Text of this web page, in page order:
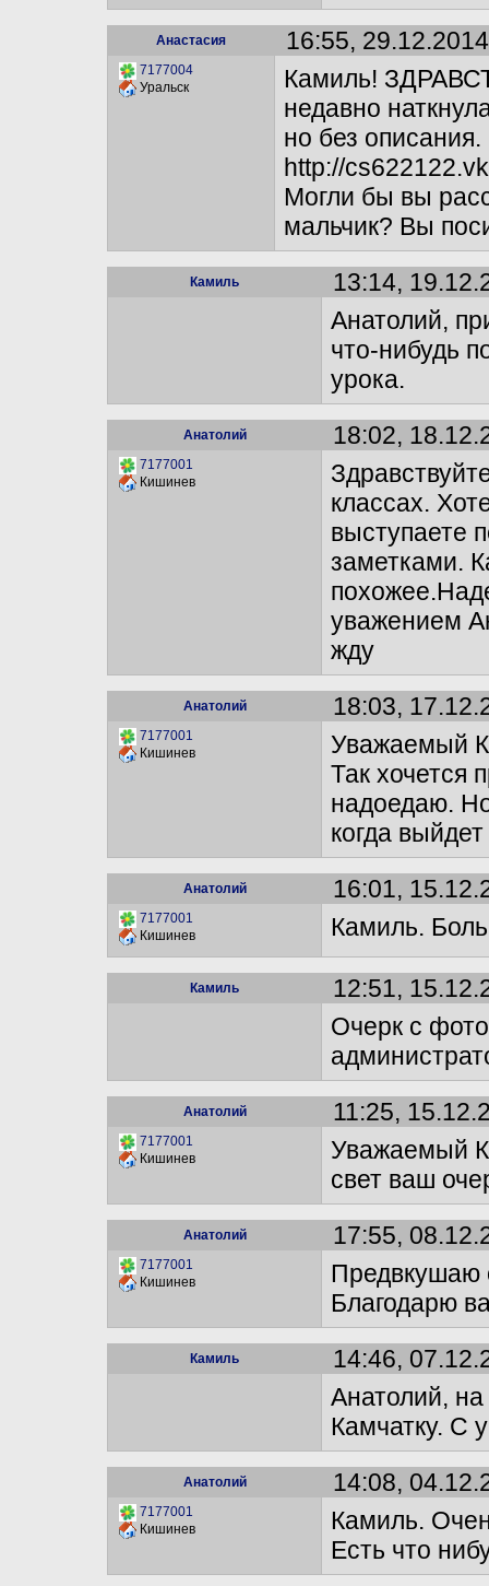
Анастасия 16:55, 29.12.2014
7177004
Уральск
Камиль!
недавно
но без описания.
http://
Могли бы вы
мальчик? Вы
Камиль
13:14,
Анатолий,
что-нибудь
урока.
Анатолий 18:02,
7177001
Кишинев
классах.
выступаете
заметками.
уважением
жду
Анатолий 18:03,
7177001
Кишинев
Уважаемый
Так хочется
надоедаю.
когда
Анатолий 16:01,
7177001
Кишинев
Камиль.
Камиль
12:51,
Очерк с фото
Анатолий 11:25,
7177001
Кишинев
Уважаемый
свет ваш
Анатолий 17:55,
7177001
Кишинев
Предвкушаю
Благодарю
Камиль
14:46,
Анатолий,
Камчатку. С
Анатолий 14:08,
7177001
Кишинев
Камиль.
Есть что